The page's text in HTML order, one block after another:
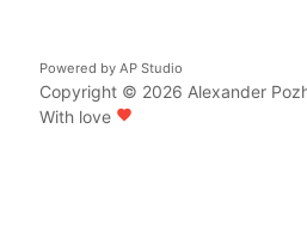
Powered by AP Studio
Copyright © 2026 Alexander
With love favorite